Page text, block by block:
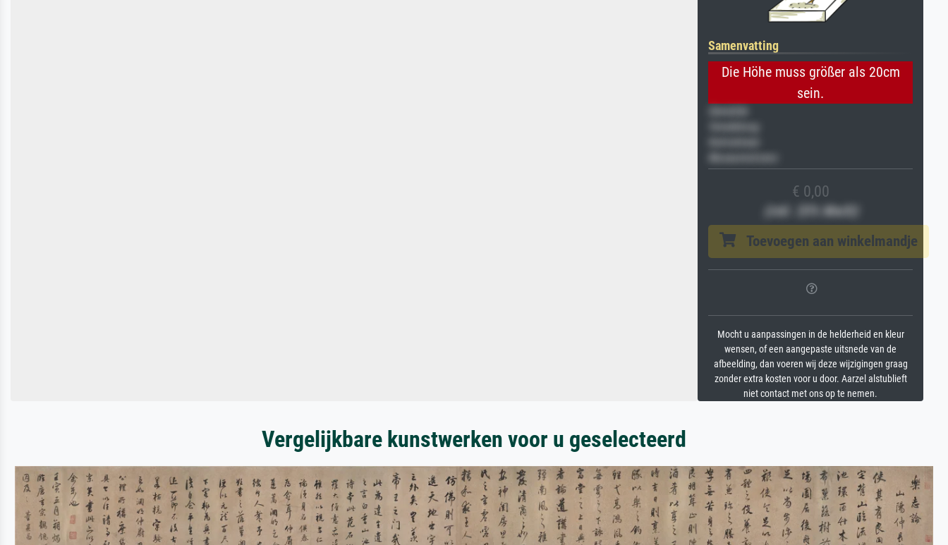
Samenvatting
Die Höhe muss größer als 20cm
sein.
Veredelung
Museumslizenz
€ 0,00
(inkl. 20% MwSt)
Toevoegen aan winkelmandje
Mocht u aanpassingen in de helderheid en kleur
wensen, of een aangepaste uitsnede van de
afbeelding, dan voeren wij deze wijzigingen graag
zonder extra kosten voor u door. Aarzel alstublieft
niet contact met ons op te nemen.
Vergelijkbare kunstwerken voor u geselecteerd